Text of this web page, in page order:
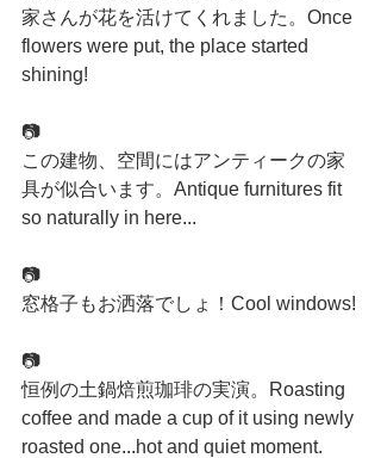
家さんが花を活けてくれました。Once
flowers were put, the place started
shining!
📷
この建物、空間にはアンティークの家
具が似合います。Antique furnitures fit
so naturally in here...
📷
窓格子もお洒落でしょ！Cool windows!
📷
恒例の土鍋焙煎珈琲の実演。Roasting
coffee and made a cup of it using newly
roasted one...hot and quiet moment.